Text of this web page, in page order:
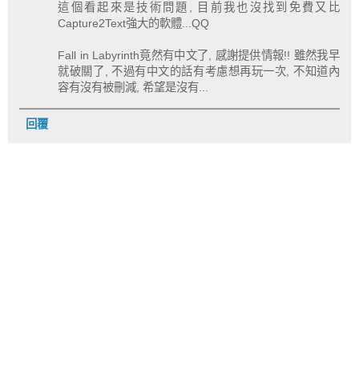
這個看起來是技術問題, 目前我也沒找到免費又比
Capture2Text強大的軟體...QQ
Fall in Labyrinth竟然有中文了, 感謝提供情報!! 雖然我早
就破關了, 不過有中文的話有考慮想再玩一次, 不知道內
容有沒有被刪減, 希望是沒有...
回覆